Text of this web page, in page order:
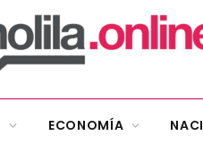
ECONOMÍA